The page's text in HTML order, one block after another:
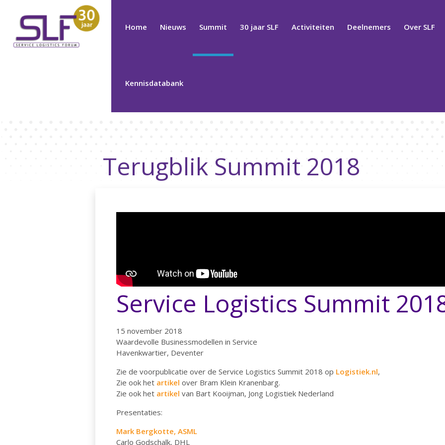
Home Nieuws Summit 30 jaar SLF Activiteiten Deelnemers Over SLF
Kennisdatabank
Terugblik Summit 2018
Service Logistics Summit
15 november 2018
Waardevolle Businessmodellen in Service
Havenkwartier, Deventer
Zie de voorpublicatie over de Service Logistics Summit 2018 op Logistiek.nl,
Zie ook het artikel over Bram Klein Kranenbarg.
Zie ook het artikel van Bart Kooijman, Jong Logistiek Nederland
Presentaties:
Mark Bergkotte, ASML
Carlo Godschalk, DHL